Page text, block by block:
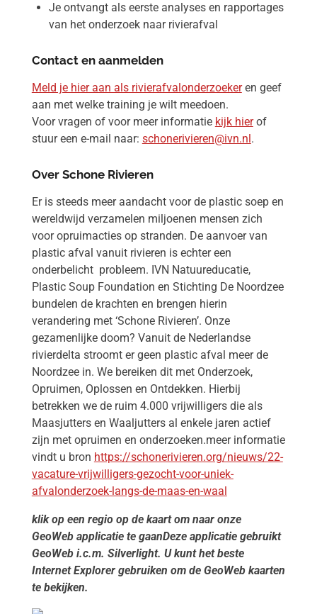
Je ontvangt als eerste analyses en rapportages
van het onderzoek naar rivierafval
Contact en aanmelden
Meld je hier aan als rivierafvalonderzoeker en geef
aan met welke training je wilt meedoen.
Voor vragen of voor meer informatie kijk hier of
stuur een e-mail naar: schonerivieren@ivn.nl .
Over Schone Rivieren
Er is steeds meer aandacht voor de plastic soep en
wereldwijd verzamelen miljoenen mensen zich
voor opruimacties op stranden. De aanvoer van
plastic afval vanuit rivieren is echter een
onderbelicht probleem. IVN Natuureducatie,
Plastic Soup Foundation en Stichting De Noordzee
bundelen de krachten en brengen hierin
verandering met ‘Schone Rivieren’. Onze
gezamenlijke doom? Vanuit de Nederlandse
rivierdelta stroomt er geen plastic afval meer de
Noordzee in. We bereiken dit met Onderzoek,
Opruimen, Oplossen en Ontdekken. Hierbij
betrekken we de ruim 4.000 vrijwilligers die als
Maasjutters en Waaljutters al enkele jaren actief
zijn met opruimen en onderzoeken.meer informatie
vindt u bron https://schonerivieren.org/nieuws/22-
vacature-vrijwilligers-gezocht-voor-uniek-
afvalonderzoek-langs-de-maas-en-waal
klik op een regio op de kaart om naar onze
GeoWeb applicatie te gaanDeze applicatie gebruikt
GeoWeb i.c.m. Silverlight. U kunt het beste
Internet Explorer gebruiken om de GeoWeb kaarten
te bekijken.